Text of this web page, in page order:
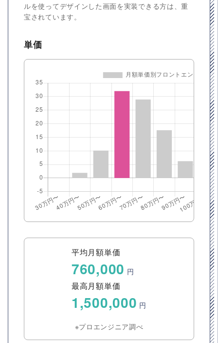
ルを使ってデザインした画面を実装できる方は、重
宝されています。
単価
平均月額単価
760,000 円
最高月額単価
1,500,000 円
※プロエンジニア調べ